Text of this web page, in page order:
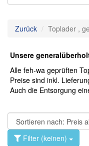
Zurück Toplader ,
Unsere
Alle feh-wa geprüften
Preise sind inkl.
Auch die Entsorgung
Filter (keinen)